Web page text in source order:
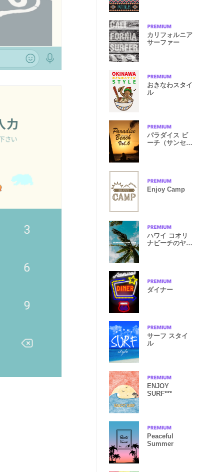
カリフォルニア
サーファー
おきなわスタイ
ル
パラダイス ビ
ーチ（サンセッ
Enjoy Camp
ハワイ コオリ
ナビーチのヤシ
ダイナー
サーフ スタイ
ル
ENJOY
SURF***
Peaceful
Summer